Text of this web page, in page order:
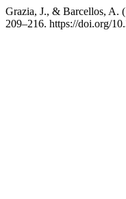
Grazia, J., & Barcellos, A.
209–216. https://doi.org/